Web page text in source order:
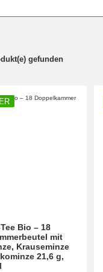
gefunden
Bio – 18
mit
Krauseminze
21,6 g,